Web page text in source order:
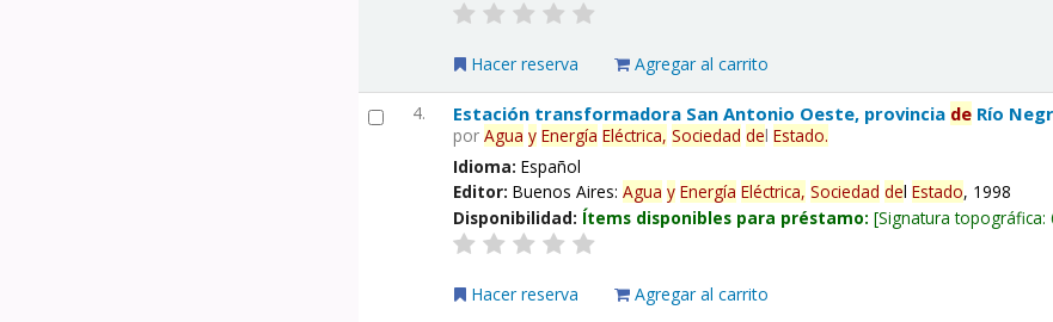
Hacer reserva Agregar al carrito
4. Estación transformadora San Antonio Oeste, provincia de Río
porAgua y Energía Eléctrica, Sociedad delEstado.
Idioma:Español
Editor:Buenos Aires:Agua y Energía Eléctrica, Sociedad delEstado, 1998
Disponibilidad: Ítems disponibles para préstamo: Signatura topográfica:
Hacer reserva Agregar al carrito